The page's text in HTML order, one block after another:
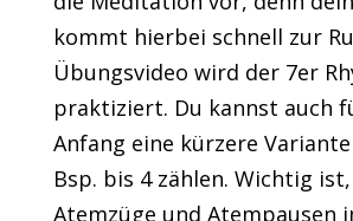
kommt hierbei schnell zur
Übungsvideo wird der 7er
praktiziert. Du kannst auch
Anfang eine kürzere
Bsp. bis 4 zählen. Wichtig
Atemzüge und Atempausen